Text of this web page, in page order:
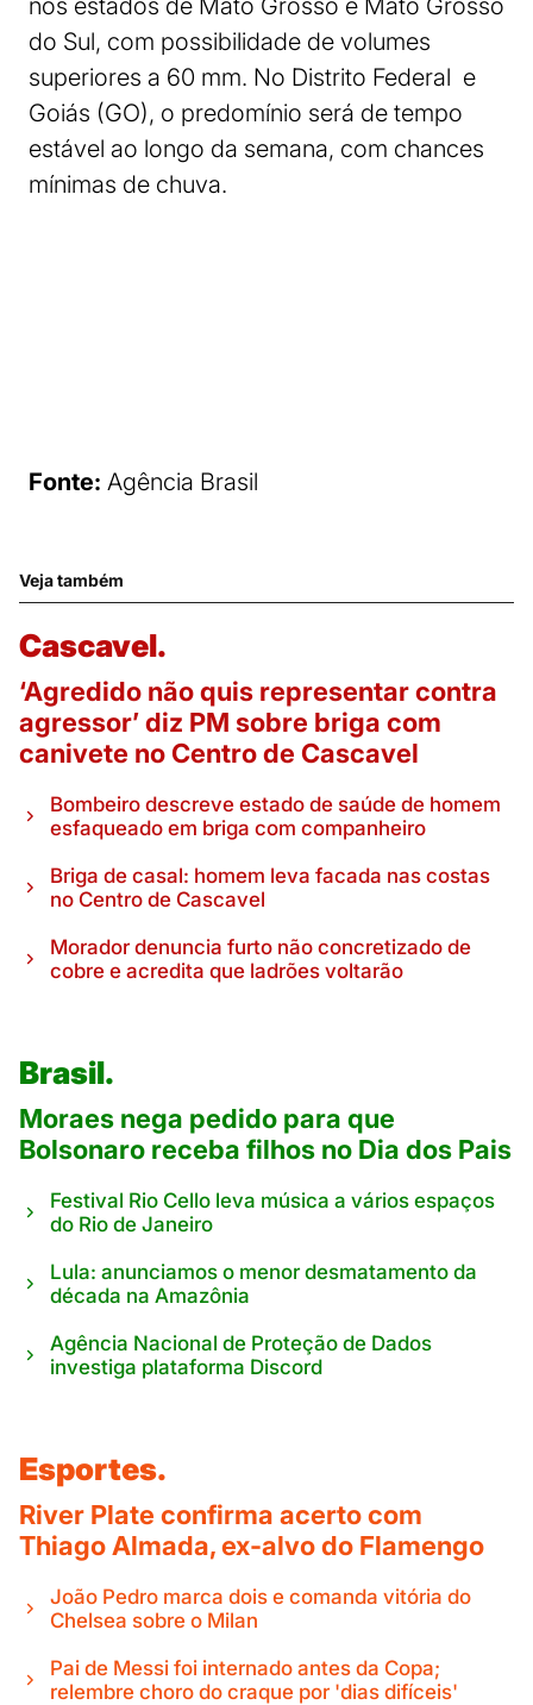
nos estados de Mato Grosso e Mato Grosso
do Sul, com possibilidade de volumes
superiores a 60 mm. No Distrito Federal e
Goiás (GO), o predomínio será de tempo
estável ao longo da semana, com chances
mínimas de chuva.
Fonte: Agência Brasil
Veja também
Cascavel.
‘Agredido não quis representar contra
agressor’ diz PM sobre briga com
canivete no Centro de Cascavel
Bombeiro descreve estado de saúde de homem
esfaqueado em briga com companheiro
Briga de casal: homem leva facada nas costas
no Centro de Cascavel
Morador denuncia furto não concretizado de
cobre e acredita que ladrões voltarão
Brasil.
Moraes nega pedido para que
Bolsonaro receba filhos no Dia dos Pais
Festival Rio Cello leva música a vários espaços
do Rio de Janeiro
Lula: anunciamos o menor desmatamento da
década na Amazônia
Agência Nacional de Proteção de Dados
investiga plataforma Discord
Esportes.
River Plate confirma acerto com
Thiago Almada, ex-alvo do Flamengo
João Pedro marca dois e comanda vitória do
Chelsea sobre o Milan
Pai de Messi foi internado antes da Copa;
relembre choro do craque por 'dias difíceis'